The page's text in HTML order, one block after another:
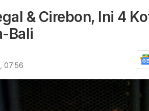
& Cirebon, Ini 4
Bali
07:56